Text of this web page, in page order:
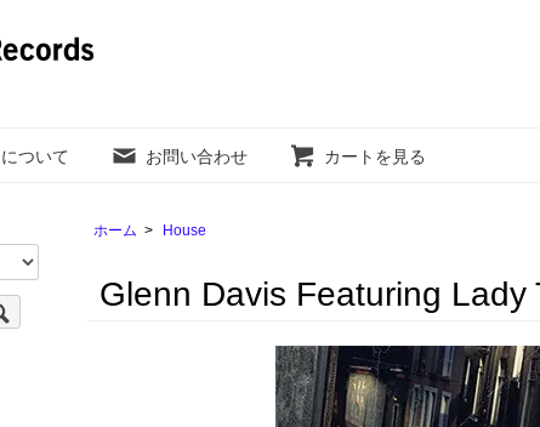
ついて お問い合わせ カートを見る
ホーム > House
Glenn Davis Featuring Lady